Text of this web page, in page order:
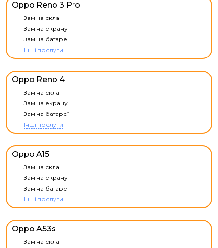
Oppo Reno 3 Pro
Заміна скла
Заміна екрану
Заміна батареї
Інші послуги
Oppo Reno 4
Заміна скла
Заміна екрану
Заміна батареї
Інші послуги
Oppo A15
Заміна скла
Заміна екрану
Заміна батареї
Інші послуги
Oppo A53s
Заміна скла